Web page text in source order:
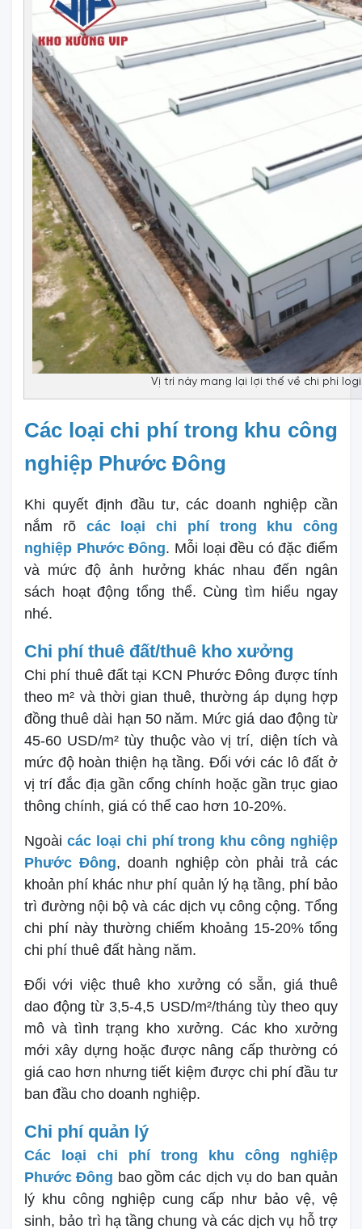
Vị trí này mang lại lợi thế về chi phí
Các loại chi phí trong khu công
nghiệp Phước Đông
Khi quyết định đầu tư, các doanh nghiệp cần
nắm rõ các loại chi phí trong khu công
nghiệp Phước Đông. Mỗi loại đều có đặc điểm
và mức độ ảnh hưởng khác nhau đến ngân
sách hoạt động tổng thể. Cùng tìm hiểu ngay
nhé.
Chi phí thuê đất/thuê kho xưởng
Chi phí thuê đất tại KCN Phước Đông được tính
theo m² và thời gian thuê, thường áp dụng hợp
đồng thuê dài hạn 50 năm. Mức giá dao động từ
45-60 USD/m² tùy thuộc vào vị trí, diện tích và
mức độ hoàn thiện hạ tầng. Đối với các lô đất ở
vị trí đắc địa gần cổng chính hoặc gần trục giao
thông chính, giá có thể cao hơn 10-20%.
Ngoài các loại chi phí trong khu công nghiệp
Phước Đông, doanh nghiệp còn phải trả các
khoản phí khác như phí quản lý hạ tầng, phí bảo
trì đường nội bộ và các dịch vụ công cộng. Tổng
chi phí này thường chiếm khoảng 15-20% tổng
chi phí thuê đất hàng năm.
Đối với việc thuê kho xưởng có sẵn, giá thuê
dao động từ 3,5-4,5 USD/m²/tháng tùy theo quy
mô và tình trạng kho xưởng. Các kho xưởng
mới xây dựng hoặc được nâng cấp thường có
giá cao hơn nhưng tiết kiệm được chi phí đầu tư
ban đầu cho doanh nghiệp.
Chi phí quản lý
Các loại chi phí trong khu công nghiệp
Phước Đông bao gồm các dịch vụ do ban quản
lý khu công nghiệp cung cấp như bảo vệ, vệ
sinh, bảo trì hạ tầng chung và các dịch vụ hỗ trợ